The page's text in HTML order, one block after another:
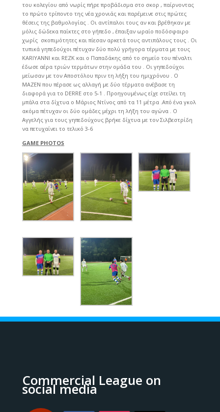
του κολεγίου από νωρίς πήρε προβάδισμα στο σκορ , παίρνοντας
το πρώτο τρίποντο της νέα χρονιάς και παρέμεινε στις πρώτες
θέσεις της βαθμολογίας . Οι αντίπαλοι τους αν και βρέθηκαν με
μόλις δώδεκα παίκτες στο γήπεδο , έπαιξαν ωραίο ποδόσφαιρο
χωρίς σκοπιμότητες και πίεσαν αρκετά τους αντιπάλους τους . Οι
τυπικά γηπεδούχοι πέτυχαν δύο πολύ γρήγορα τέρματα με τους
KARIYANNI και REZK και ο Παπαδάκης από το σημείο του πέναλτι
έδωσε αέρα τριών τερμάτων στην ομάδα του . Οι γηπεδούχοι
μείωσαν με τον Αποστόλου πριν τη λήξη του ημιχρόνου . Ο
MAZEN που πέρασε ως αλλαγή με δύο τέρματα ανέβασε τη
διαφορά για το DERRE στο 5-1 . Προηγουμένως είχε στείλει τη
μπάλα στα δίχτυα ο Μάριος Ντίνος από τα 11 μέτρα .Από ένα γκολ
ακόμα πέτυχαν οι δύο ομάδες μέχρι τη λήξη του αγώνα . Ο
Αγγελής για τους γηπεδούχους βρήκε δίχτυα με τον Σιλβεστρίδη
να πετυχαίνει το τελικό 3-6
GAME PHOTOS
Commercial League on
social media